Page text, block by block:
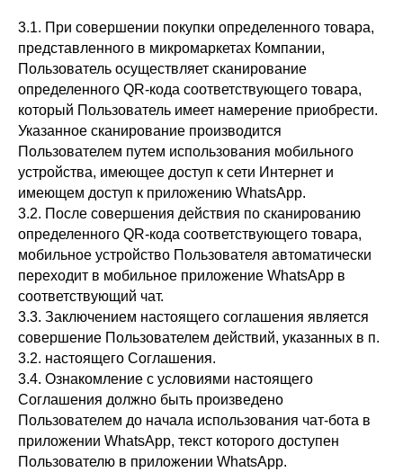
3.1. При совершении покупки определенного товара,
представленного в микромаркетах Компании,
Пользователь осуществляет сканирование
определенного QR-кода соответствующего товара,
который Пользователь имеет намерение приобрести.
Указанное сканирование производится
Пользователем путем использования мобильного
устройства, имеющее доступ к сети Интернет и
имеющем доступ к приложению WhatsApp.
3.2. После совершения действия по сканированию
определенного QR-кода соответствующего товара,
мобильное устройство Пользователя автоматически
переходит в мобильное приложение WhatsApp в
соответствующий чат.
3.3. Заключением настоящего соглашения является
совершение Пользователем действий, указанных в п.
3.2. настоящего Соглашения.
3.4. Ознакомление с условиями настоящего
Соглашения должно быть произведено
Пользователем до начала использования чат-бота в
приложении WhatsApp, текст которого доступен
Пользователю в приложении WhatsApp.